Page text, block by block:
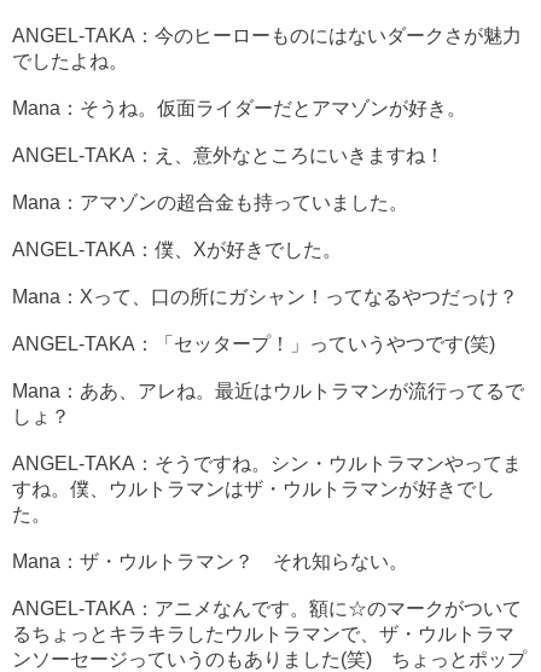
ANGEL-TAKA：今のヒーローものにはないダークさが魅力
でしたよね。
Mana：そうね。仮面ライダーだとアマゾンが好き。
ANGEL-TAKA：え、意外なところにいきますね！
Mana：アマゾンの超合金も持っていました。
ANGEL-TAKA：僕、Xが好きでした。
Mana：Xって、口の所にガシャン！ってなるやつだっけ？
ANGEL-TAKA：「セッタープ！」っていうやつです(笑)
Mana：ああ、アレね。最近はウルトラマンが流行ってるで
しょ？
ANGEL-TAKA：そうですね。シン・ウルトラマンやってま
すね。僕、ウルトラマンはザ・ウルトラマンが好きでし
た。
Mana：ザ・ウルトラマン？ それ知らない。
ANGEL-TAKA：アニメなんです。額に☆のマークがついて
るちょっとキラキラしたウルトラマンで、ザ・ウルトラマ
ンソーセージっていうのもありました(笑) ちょっとポップ